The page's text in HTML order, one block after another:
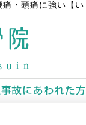
・頭痛に強い【